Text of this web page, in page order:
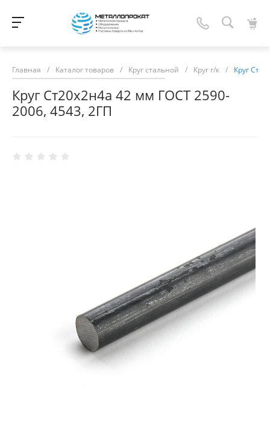
Главная / Каталог товаров / Круг стальной / Круг г/к / Круг
Круг Ст20х2н4а 42 мм ГОСТ 2590-
2006, 4543, 2ГП